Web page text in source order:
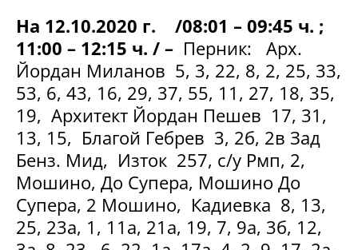
На 12.10.2020 г. /08:01 – 09:45 ч. ;
11:00 – 12:15 ч. / – Перник: Арх.
Йордан Миланов 5, 3, 22, 8, 2, 25, 33,
53, 6, 43, 16, 29, 37, 55, 11, 27, 18, 35,
19, Архитект Йордан Пешев 17, 31,
13, 15, Благой Гебрев 3, 2б, 2в Зад
Бенз. Мид, Изток 257, с/у Рмп, 2,
Мошино, До Супера, Мошино До
Супера, 2 Мошино, Кадиевка 8, 13,
25, 23а, 1, 11а, 21а, 19, 7, 9а, 3б, 12,